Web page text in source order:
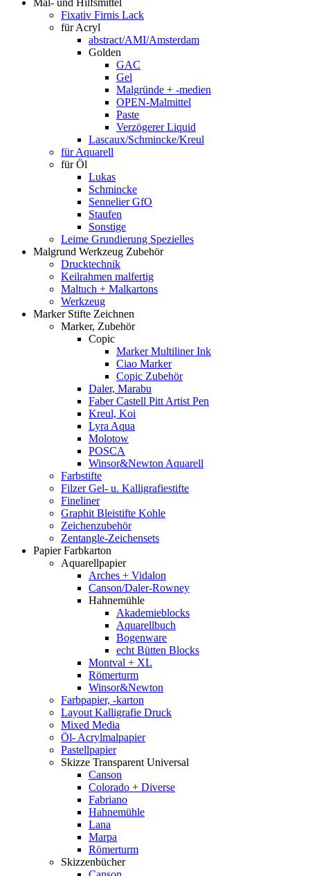
Mal- und Hilfsmittel
Fixativ Firnis Lack
für Acryl
abstract/AMI/Amsterdam
Golden
GAC
Gel
Malgründe + -medien
OPEN-Malmittel
Paste
Verzögerer Liquid
Lascaux/Schmincke/Kreul
für Aquarell
für Öl
Lukas
Schmincke
Sennelier GfO
Staufen
Sonstige
Leime Grundierung Spezielles
Malgrund Werkzeug Zubehör
Drucktechnik
Keilrahmen malfertig
Maltuch + Malkartons
Werkzeug
Marker Stifte Zeichnen
Marker, Zubehör
Copic
Marker Multiliner Ink
Ciao Marker
Copic Zubehör
Daler, Marabu
Faber Castell Pitt Artist Pen
Kreul, Koi
Lyra Aqua
Molotow
POSCA
Winsor&Newton Aquarell
Farbstifte
Filzer Gel- u. Kalligrafiestifte
Fineliner
Graphit Bleistifte Kohle
Zeichenzubehör
Zentangle-Zeichensets
Papier Farbkarton
Aquarellpapier
Arches + Vidalon
Canson/Daler-Rowney
Hahnemühle
Akademieblocks
Aquarellbuch
Bogenware
echt Bütten Blocks
Montval + XL
Römerturm
Winsor&Newton
Farbpapier, -karton
Layout Kalligrafie Druck
Mixed Media
Öl- Acrylmalpapier
Pastellpapier
Skizze Transparent Universal
Canson
Colorado + Diverse
Fabriano
Hahnemühle
Lana
Marpa
Römerturm
Skizzenbücher